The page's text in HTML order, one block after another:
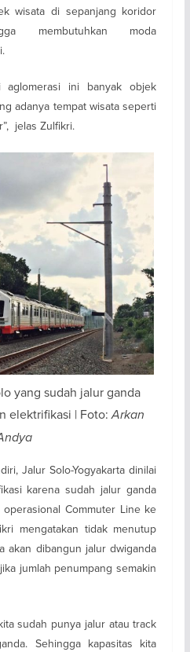
wisata di sepanjang koridor
membutuhkan moda
aglomerasi ini banyak objek
adanya tempat wisata seperti
jelas Zulfikri.
yang sudah jalur ganda
elektrifikasi | Foto:Arkan
Jalur Solo-Yogyakarta dinilai
karena sudah jalur ganda
Commuter Line ke
mengatakan tidak menutup
akan dibangun jalur dwiganda
jumlah penumpang semakin
sudah punya jalur atau track
Sehingga kapasitas kita